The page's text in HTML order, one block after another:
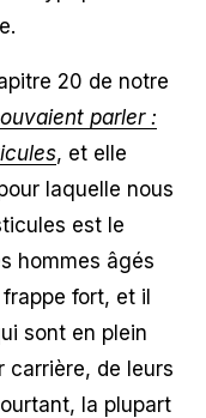
20 de notre
parler :
, et elle
laquelle nous
est le
hommes âgés
fort, et il
sont en plein
de leurs
la plupart